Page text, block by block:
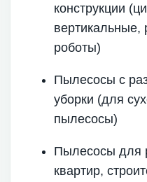
конструкции
вертикальные,
роботы)
Пылесосы с
уборки (для
пылесосы)
Пылесосы для
квартир,